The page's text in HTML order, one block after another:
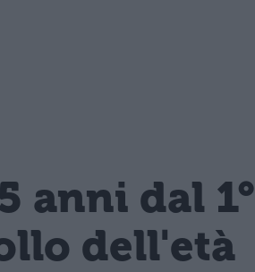
anni dal 1°
dell'età